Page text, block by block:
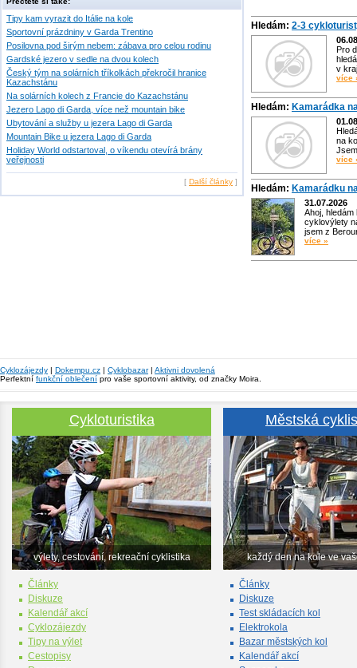
Tipy kam vyrazit do Itálie na kole
Sportovní prázdniny v Garda Trentino
Posilovna pod širým nebem: zábava pro celou rodinu
Gardské jezero v sedle na dvou kolech
Český tým na solárních tříkolkách překročil hranice
Kazachstánu
Na solárních kolech z Francie do Kazachstánu
Jezero Lago di Garda, více než mountain bike
Ubytování a služby u jezera Lago di Garda
Mountain Bike u jezera Lago di Garda
Holiday World odstartoval, o víkendu otevírá brány
veřejnosti
[ Další články ]
Hledám: 2-3
Pro
v
více
Hledám: Kamarádka
na
více
Hledám: Kamarádku
31.07.2026
Ahoj,
cyklovýlety
jsem z
více »
Cyklozájezdy | Dokempu.cz | Cyklobazar| Aktivni dovolená
Perfektní funkční oblečení pro vaše sportovní aktivity, od značky Moira.
Cykloturistika
výlety, cestování, rekreační cyklistika
Články
Diskuze
Kalendář akcí
Cyklozájezdy
Tipy na výlet
Cestopisy
Městská
každý den na kole ve
Články
Diskuze
Test skládacích kol
Elektrokola
Bazar městských kol
Kalendář akcí